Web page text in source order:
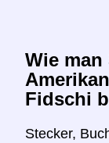
Wie man
Fidschi
Stecker,